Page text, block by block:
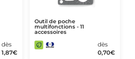
dès
1,87€
Outil de poche
multifonctions - 11
accessoires
dès
0,70€